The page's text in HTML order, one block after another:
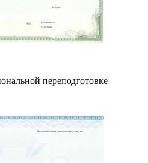
переподготовке